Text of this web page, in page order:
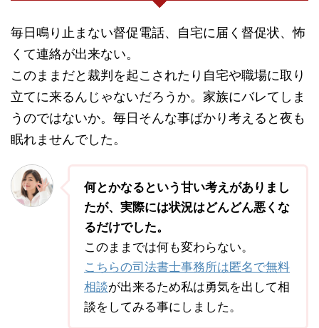
毎日鳴り止まない督促電話、自宅に届く督促状、怖
くて連絡が出来ない。
このままだと裁判を起こされたり自宅や職場に取り
立てに来るんじゃないだろうか。家族にバレてしま
うのではないか。毎日そんな事ばかり考えると夜も
眠れませんでした。
何とかなるという甘い考えがありまし
たが、実際には状況はどんどん悪くな
るだけでした。
このままでは何も変わらない。
こちらの司法書士事務所は匿名で無料
相談が出来るため私は勇気を出して相
談をしてみる事にしました。